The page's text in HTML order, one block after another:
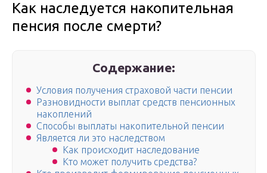
Как наследуется накопительная
пенсия после смерти?
Содержание:
Условия получения страховой части пенсии
Разновидности выплат средств пенсионных
накоплений
Способы выплаты накопительной пенсии
Является ли это наследством
Как происходит наследование
Кто может получить средства?